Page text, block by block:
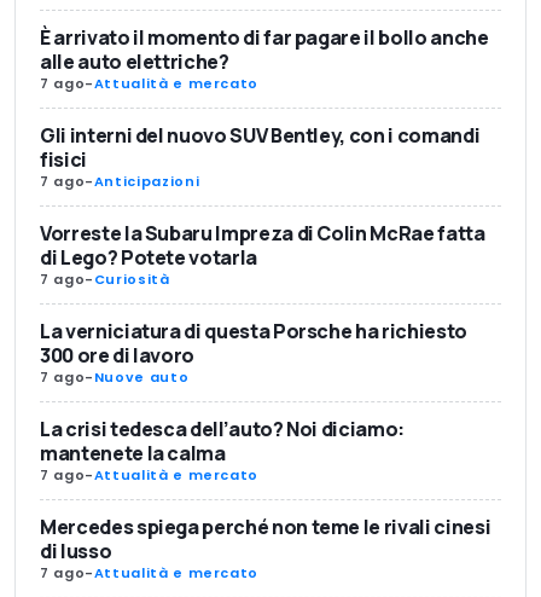
È arrivato il momento di far pagare il bollo anche
alle auto elettriche?
7 ago-Attualità e mercato
Gli interni del nuovo SUV Bentley, con i comandi
fisici
7 ago-Anticipazioni
Vorreste la Subaru Impreza di Colin McRae fatta
di Lego? Potete votarla
7 ago-Curiosità
La verniciatura di questa Porsche ha richiesto
300 ore di lavoro
7 ago-Nuove auto
La crisi tedesca dell’auto? Noi diciamo:
mantenete la calma
7 ago-Attualità e mercato
Mercedes spiega perché non teme le rivali cinesi
di lusso
7 ago-Attualità e mercato